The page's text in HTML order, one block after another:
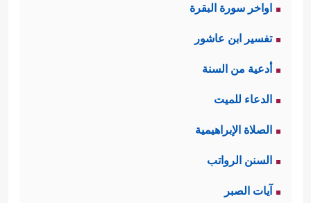
الهَدْي.
وإذا كان الله قد تعهَّد بحفظ القرآن فلا
سبيل لتحريفه، فإن هناك من يرتكب
تحريفًا آخر وهو التحريف الاستنباطي،
وهذا واقع في أمّة الإسلام؛ حيث يعمد
بعض من أعطاهم الله العلم إلى لَيِّ
اواخر سورة البقرة
تفسير ابن عاشور
أدعية من السنة
الدعاء للميت
الصلاة الإبراهيمية
السنن الرواتب
آيات الصبر